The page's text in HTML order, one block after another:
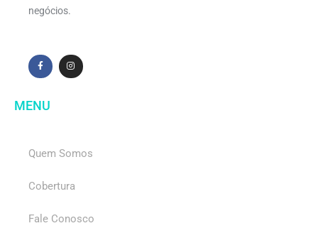
negócios.
MENU
Quem Somos
Cobertura
Fale Conosco